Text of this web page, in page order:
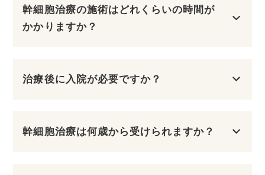
幹細胞治療の施術はどれくらいの時間が
かかりますか？
治療後に入院が必要ですか？
幹細胞治療は何歳から受けられますか？
幹細胞治療について
ヒト臍帯幹細胞培養上清液